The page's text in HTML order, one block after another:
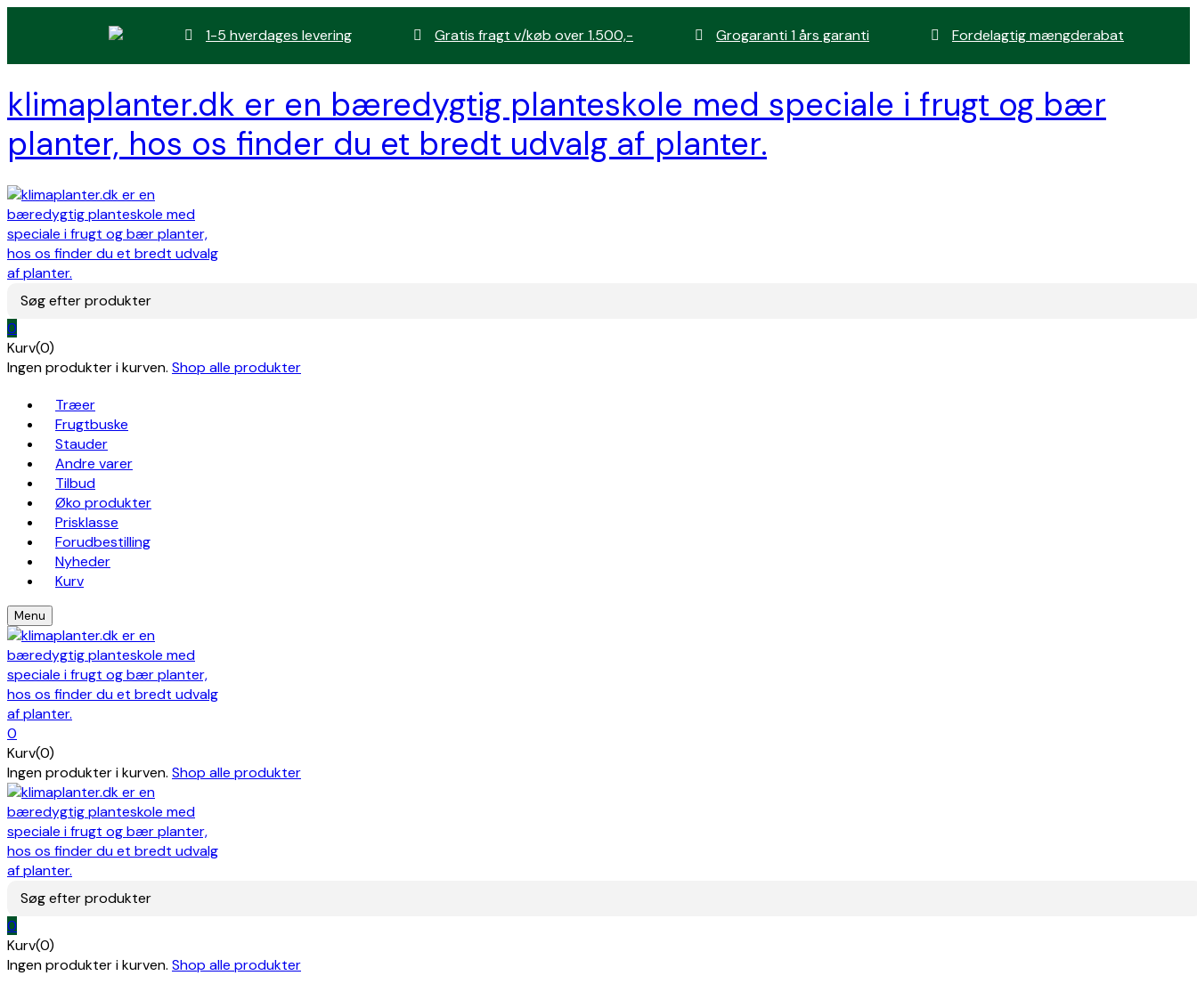
1-5 hverdages levering Gratis fragt v/køb over 1.500,- Grogaranti 1 års garanti Fordelagtig mængderabat
klimaplanter.dk er en bæredygtig planteskole med speciale i frugt og bær
planter, hos os finder du et bredt udvalg af planter.
Søg efter produkter
0
Kurv(0)
Ingen produkter i kurven. Shop alle produkter
Træer
Frugtbuske
Stauder
Andre varer
Tilbud
Øko produkter
Prisklasse
Forudbestilling
Nyheder
Kurv
Menu
0
Kurv(0)
Ingen produkter i kurven. Shop alle produkter
Søg efter produkter
0
Kurv(0)
Ingen produkter i kurven. Shop alle produkter